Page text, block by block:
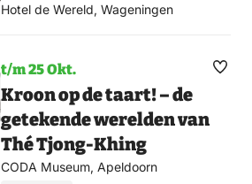
Hotel de Wereld, Wageningen
t/m 25 Okt.
Kroon op de taart! – de
getekende werelden van
Thé Tjong-Khing
CODA Museum, Apeldoorn